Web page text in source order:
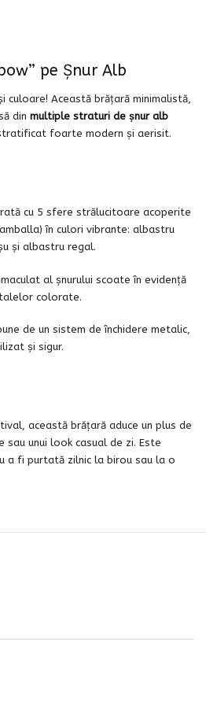
pe Șnur Alb
culoare! Această brățară minimalistă,
din multiple straturi de șnur alb
foarte modern și aerisit.
cu 5 sfere strălucitoare acoperite
în culori vibrante: albastru
și albastru regal.
al șnurului scoate în evidență
colorate.
de un sistem de închidere metalic,
și sigur.
această brățară aduce un plus de
unui look casual de zi. Este
a fi purtată zilnic la birou sau la o